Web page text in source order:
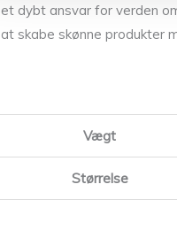
dybt ansvar for verden
skabe skønne produkter
Vægt
Størrelse